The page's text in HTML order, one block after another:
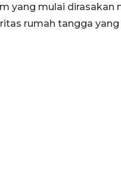
yang mulai dirasakan
rumah tangga